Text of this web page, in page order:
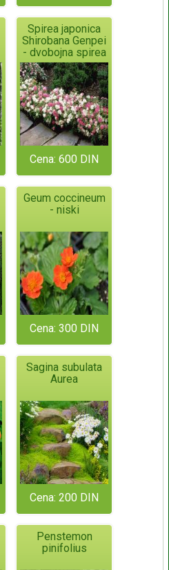
Spirea japonica
Shirobana Genpei
- dvobojna spirea
Cena: 600 DIN
Geum coccineum
- niski
Cena: 300 DIN
Sagina subulata
Aurea
Cena: 200 DIN
Penstemon
pinifolius